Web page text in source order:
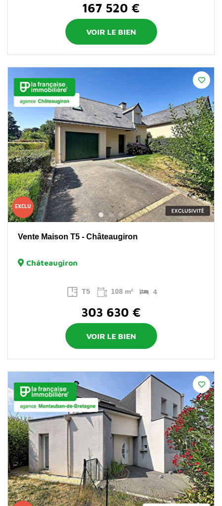
167 520 €
VOIR LE BIEN
EXCLU
Vente Maison T5 - Châteaugiron
Châteaugiron
T5 108 m² 4
303 630 €
VOIR LE BIEN